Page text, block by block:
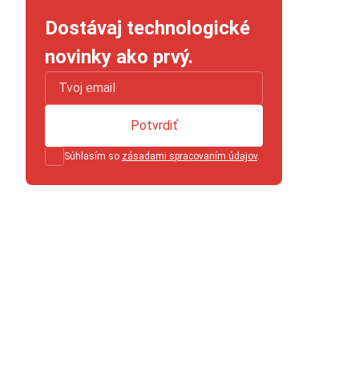
Dostávaj technologické
novinky ako prvý.
Súhlasím so zásadami spracovaním údajov.
Potvrdiť